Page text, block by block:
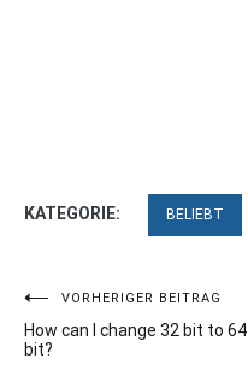
KATEGORIE: BELIEBT
Beitragsnavigation
VORHERIGER BEITRAG
How can I change 32 bit to 64
bit?